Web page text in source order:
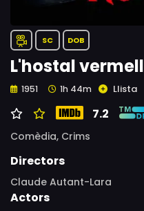
SC DOB
L'hostal vermell
1951 1h 44m Llista
7.2
Comèdia, Crims
Directors
Claude Autant-Lara
Actors